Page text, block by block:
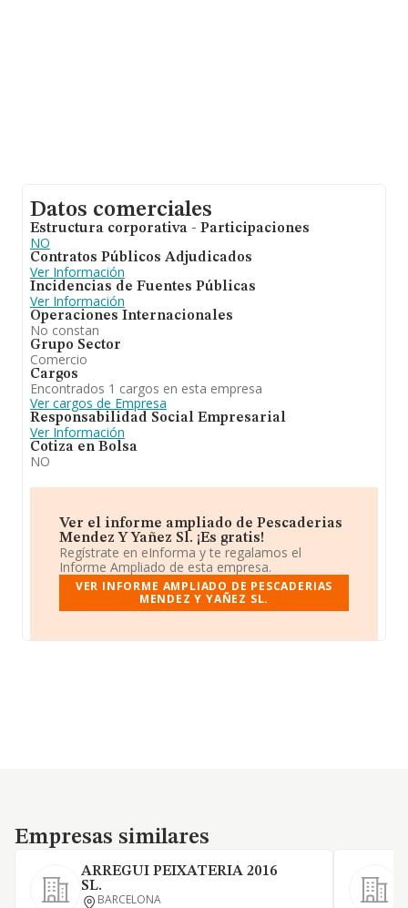
Datos comerciales
Estructura corporativa - Participaciones
NO
Contratos Públicos Adjudicados
Ver Información
Incidencias de Fuentes Públicas
Ver Información
Operaciones Internacionales
No constan
Grupo Sector
Comercio
Cargos
Encontrados 1 cargos en esta empresa
Ver cargos de Empresa
Responsabilidad Social Empresarial
Ver Información
Cotiza en Bolsa
NO
Ver el informe ampliado de Pescaderias
Mendez Y Yañez Sl. ¡Es gratis!
Regístrate en eInforma y te regalamos el
Informe Ampliado de esta empresa.
VER INFORME AMPLIADO DE PESCADERIAS
MENDEZ Y YAÑEZ SL.
Empresas similares
Empresas similares
ARREGUI PEIXATERIA 2016
SL.
BARCELONA